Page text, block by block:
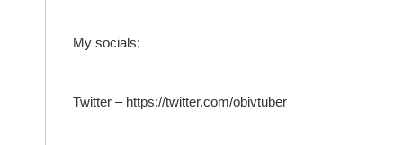
My socials:
Twitter – https://twitter.com/obivtuber